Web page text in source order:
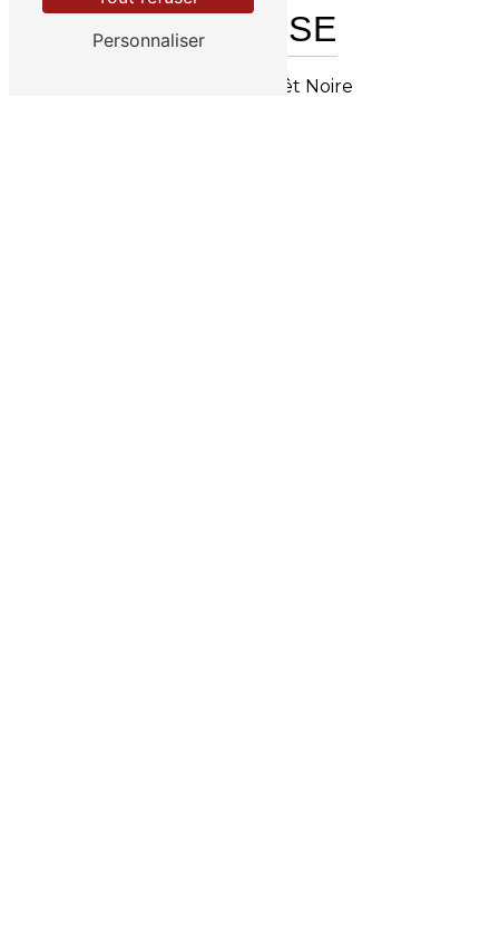
ADRESSE
6 Rue de la Forêt Noire
Personnaliser